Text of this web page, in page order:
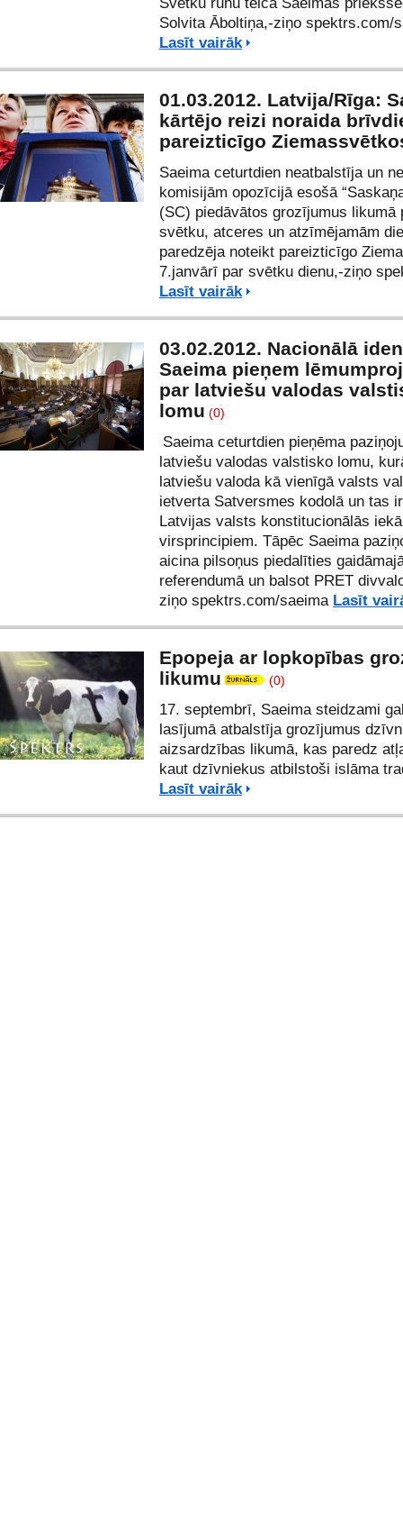
Solvita Āboltiņa,-ziņo spektrs.com/
Lasīt vairāk
01.03.2012. Latvija/Rīga:
kārtējo reizi noraida
pareizticīgo
Saeima ceturtdien neatbalstīja un
komisijām opozīcijā esošā
(SC) piedāvātos grozījumus likumā
svētku, atceres un atzīmējamām
paredzēja noteikt pareizticīgo
7.janvārī par svētku dienu,-ziņo
Lasīt vairāk
03.02.2012. Nacionālā
Saeima pieņem
par latviešu valodas
lomu (0)
Saeima ceturtdien pieņēma
latviešu valodas valstisko lomu,
latviešu valoda kā vienīgā valsts
ietverta Satversmes kodolā un tas
Latvijas valsts konstitucionālās
virsprincipiem. Tāpēc Saeima
aicina pilsoņus piedalīties
referendumā un balsot PRET
ziņo spektrs.com/saeima Lasīt
Epopeja ar lopkopības
likumu
(0)
17. septembrī, Saeima steidzami
lasījumā atbalstīja grozījumus
aizsardzības likumā, kas paredz
kaut dzīvniekus atbilstoši islāma
Lasīt vairāk